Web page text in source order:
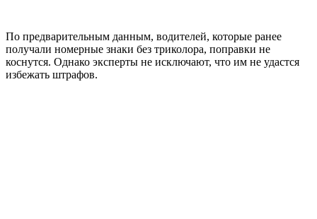
По предварительным данным, водителей, которые ранее
получали номерные знаки без триколора, поправки не
коснутся. Однако эксперты не исключают, что им не удастся
избежать штрафов.